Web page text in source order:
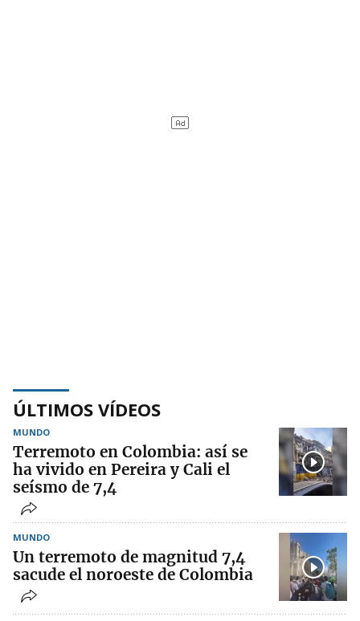
ÚLTIMOS VÍDEOS
MUNDO
Terremoto en Colombia: así se
ha vivido en Pereira y Cali el
seísmo de 7,4
MUNDO
Un terremoto de magnitud 7,4
sacude el noroeste de Colombia